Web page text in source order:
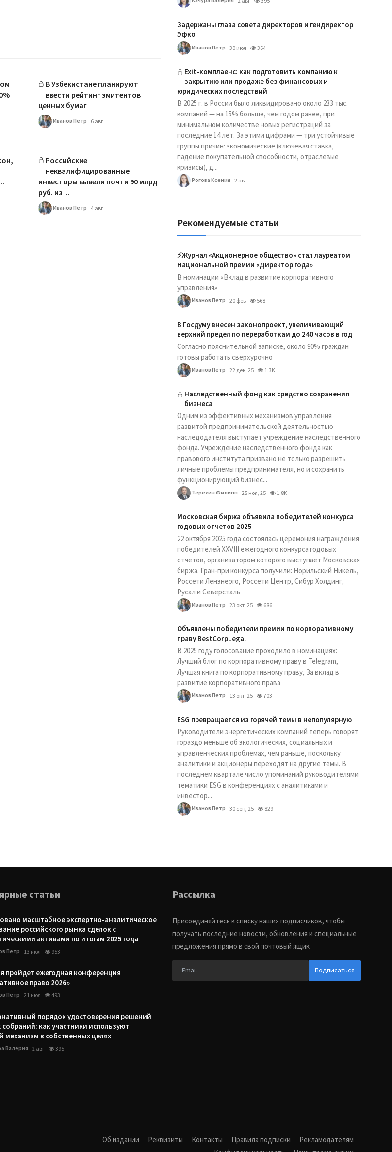
В Узбекистане планируют
ввести рейтинг эмитентов
ценных бумаг
Иванов Петр 6 авг
Российские
неквалифицированные
инвесторы вывели почти 90 млрд
руб. из ...
Иванов Петр 4 авг
Задержаны глава совета директоров и гендиректор
Эфко
Иванов Петр 30 июл 364
Exit-комплаенс: как подготовить компанию к
закрытию или продаже без финансовых и
юридических последствий
В 2025 г. в России было ликвидировано около 233 тыс.
компаний — на 15% больше, чем годом ранее, при
минимальном количестве новых регистраций за
последние 14 лет. За этими цифрами — три устойчивые
группы причин: экономические (ключевая ставка,
падение покупательной способности, отраслевые
кризисы), д...
Рогова Ксения 2 авг
Рекомендуемые статьи
⚡️Журнал «Акционерное общество» стал лауреатом
Национальной премии «Директор года»
В номинации «Вклад в развитие корпоративного
управления»
Иванов Петр 20 фев 568
В Госдуму внесен законопроект, увеличивающий
верхний предел по переработкам до 240 часов в год
Согласно пояснительной записке, около 90% граждан
готовы работать сверхурочно
Иванов Петр 22 дек, 25 1.3K
Наследственный фонд как средство сохранения
бизнеса
Одним из эффективных механизмов управления
развитой предпринимательской деятельностью
наследодателя выступает учреждение наследственного
фонда. Учреждение наследственного фонда как
правового института призвано не только разрешить
личные проблемы предпринимателя, но и сохранить
функционирующий бизнес...
Терехин Филипп 25 ноя, 25 1.8K
Московская биржа объявила победителей конкурса
годовых отчетов 2025
22 октября 2025 года состоялась церемония награждения
победителей XXVIII ежегодного конкурса годовых
отчетов, организатором которого выступает Московская
биржа. Гран-при конкурса получили: Норильский Никель,
Россети Ленэнерго, Россети Центр, Сибур Холдинг,
Русал и Северсталь
Иванов Петр 23 окт, 25 686
Объявлены победители премии по корпоративному
праву BestCorpLegal
В 2025 году голосование проходило в номинациях:
Лучший блог по корпоративному праву в Telegram,
Лучшая книга по корпоративному праву, За вклад в
развитие корпоративного права
Иванов Петр 13 окт, 25 703
ESG превращается из горячей темы в непопулярную
Руководители энергетических компаний теперь говорят
гораздо меньше об экологических, социальных и
управленческих проблемах, чем раньше, поскольку
аналитики и акционеры переходят на другие темы. В
последнем квартале число упоминаний руководителями
тематики ESG в конференциях с аналитиками и
инвестор...
Иванов Петр 30 сен, 25 829
статьи
масштабное экспертно-аналитическое
российского рынка сделок с
активами по итогам 2025 года
Петр 13 июл 953
пройдет ежегодная конференция
право 2026»
Петр 21 июл 493
порядок удостоверения решений
как участники используют
механизм в собственных целях
Валерия 2 авг 395
Рассылка
Присоединяйтесь к списку наших подписчиков, чтобы
получать последние новости, обновления и специальные
предложения прямо в свой почтовый ящик
Подписаться
Об издании Реквизиты Контакты Правила подписки
Рекламодателям